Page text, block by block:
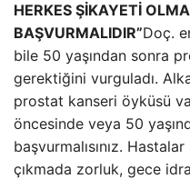
HERKES ŞİKAYETİ
BAŞVURMALIDIR”Doç.
bile 50 yaşından sonra
gerektiğini vurguladı.
prostat kanseri öyküsü
öncesinde veya 50
başvurmalısınız.
çıkmada zorluk, gece